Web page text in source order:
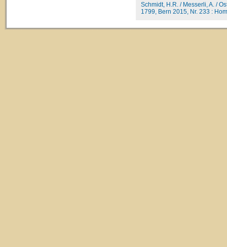
Schmidt, H.R. / Messerli, A. /
1799, Bern 2015, Nr. 233 :